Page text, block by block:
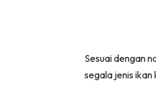
Sesuai dengan
segala jenis